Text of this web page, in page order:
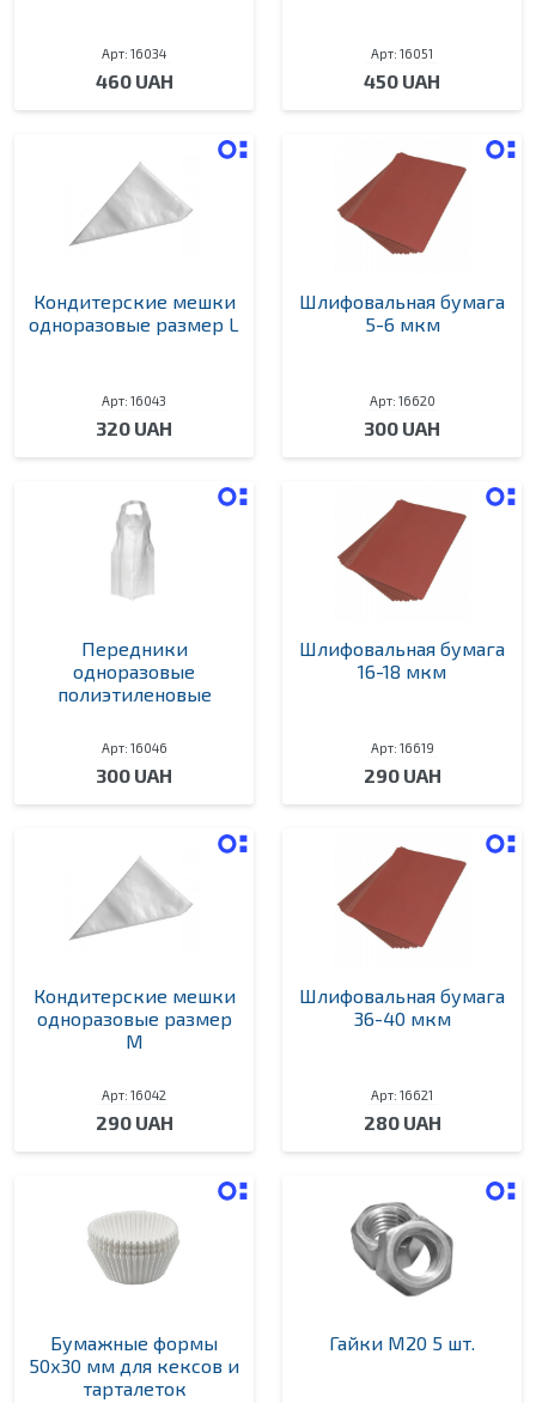
Арт: 16034
460 UAH
Арт: 16051
450 UAH
Кондитерские мешки
одноразовые размер L
Арт: 16043
320 UAH
Шлифовальная бумага
5-6 мкм
Арт: 16620
300 UAH
Передники
одноразовые
полиэтиленовые
Арт: 16046
300 UAH
Шлифовальная бумага
16-18 мкм
Арт: 16619
290 UAH
Кондитерские мешки
одноразовые размер
M
Арт: 16042
290 UAH
Шлифовальная бумага
36-40 мкм
Арт: 16621
280 UAH
Бумажные формы
50х30 мм для кексов и
тарталеток
Гайки М20 5 шт.